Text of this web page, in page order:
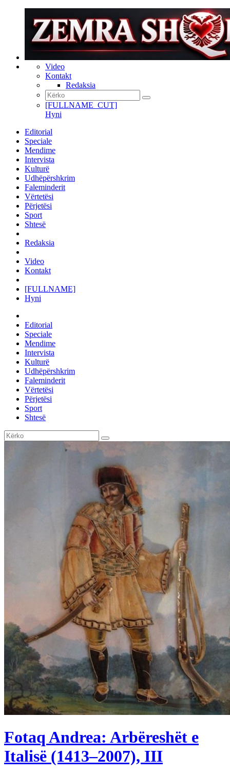
Video
Kontakt
Redaksia
[FULLNAME_CUT]
Hyni
Editorial
Speciale
Mendime
Intervista
Kulturë
Udhëpërshkrim
Faleminderit
Vërtetësi
Përjetësi
Sport
Shtesë
Redaksia
Video
Kontakt
[FULLNAME]
Hyni
Editorial
Speciale
Mendime
Intervista
Kulturë
Udhëpërshkrim
Faleminderit
Vërtetësi
Përjetësi
Sport
Shtesë
Fotaq Andrea: Arbëreshët e
Italisë (1413–2007), III